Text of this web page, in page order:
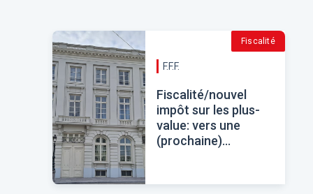
Fiscalité
F.F.F.
Fiscalité/nouvel
impôt sur les plus-
value: vers une
(prochaine)